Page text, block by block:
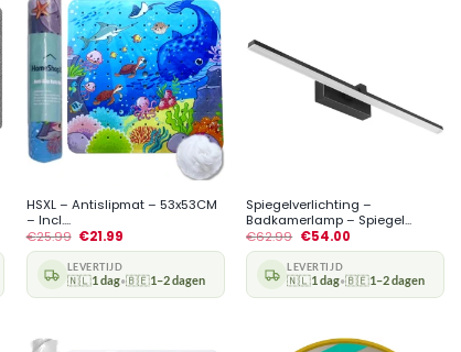
HSXL – Antislipmat – 53x53CM
– Incl....
€25.99 €21.99
LEVERTIJD
🇳🇱1 dag•🇧🇪1–2 dagen
Spiegelverlichting –
Badkamerlamp – Spiegel...
€62.99 €54.00
LEVERTIJD
🇳🇱1 dag•🇧🇪1–2 dagen